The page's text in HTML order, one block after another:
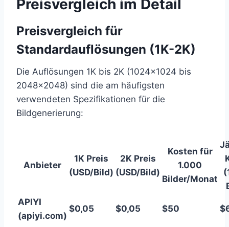
Preisvergleich im Detail
Preisvergleich für
Standardauflösungen (1K-2K)
Die Auflösungen 1K bis 2K (1024×1024 bis
2048×2048) sind die am häufigsten
verwendeten Spezifikationen für die
Bildgenerierung:
Anbieter
1K Preis
(USD/Bild)
2K Preis
(USD/Bild)
Kosten für
1.000
Bilder/Monat
APIYI
(apiyi.com)
$0,05 $0,05 $50